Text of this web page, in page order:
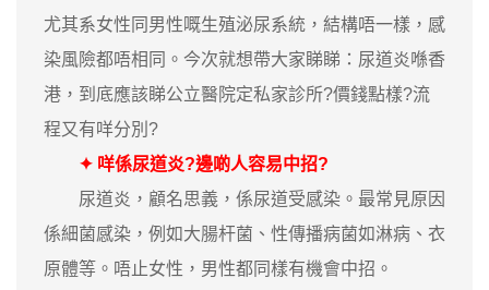
尤其系女性同男性嘅生殖泌尿系統，結構唔一樣，感
染風險都唔相同。今次就想帶大家睇睇：尿道炎喺香
港，到底應該睇公立醫院定私家診所?價錢點樣?流
程又有咩分別?
✦ 咩係尿道炎?邊啲人容易中招?
尿道炎，顧名思義，係尿道受感染。最常見原因
係細菌感染，例如大腸杆菌、性傳播病菌如淋病、衣
原體等。唔止女性，男性都同樣有機會中招。